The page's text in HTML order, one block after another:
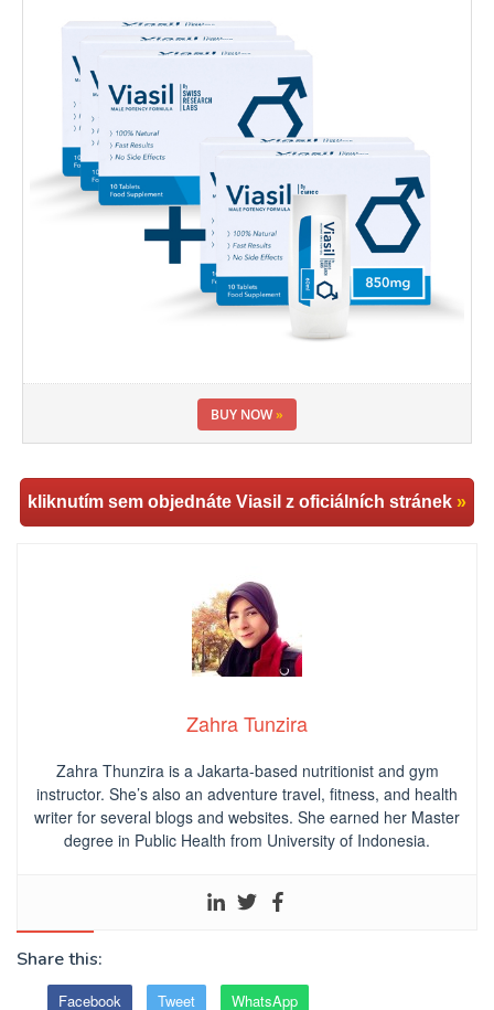
BUY NOW»
kliknutím sem objednáte Viasil z oficiálních stránek »
Zahra Tunzira
Zahra Thunzira is a Jakarta-based nutritionist and gym
instructor. She’s also an adventure travel, fitness, and health
writer for several blogs and websites. She earned her Master
degree in Public Health from University of Indonesia.
Share this:
Facebook Tweet WhatsApp